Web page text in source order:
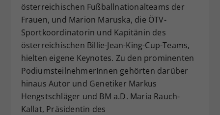
österreichischen Fußballnationalteams der
Frauen, und Marion Maruska, die ÖTV-
Sportkoordinatorin und Kapitänin des
österreichischen Billie-Jean-King-Cup-Teams,
hielten eigene Keynotes. Zu den prominenten
PodiumsteilnehmerInnen gehörten darüber
hinaus Autor und Genetiker Markus
Hengstschläger und BM a.D. Maria Rauch-
Kallat, Präsidentin des